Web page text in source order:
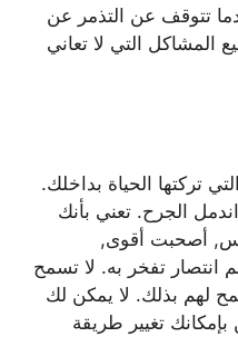
تتوقف عن التذمر عن
المشاكل التي لا تعاني
تركتها الحياة بداخلك.
الجرح. تعني بأنك
أصحبت أقوى,
انتصار تفخر به. لا تسمح
لهم بذلك. لا يمكن لك
تغيير طريقة